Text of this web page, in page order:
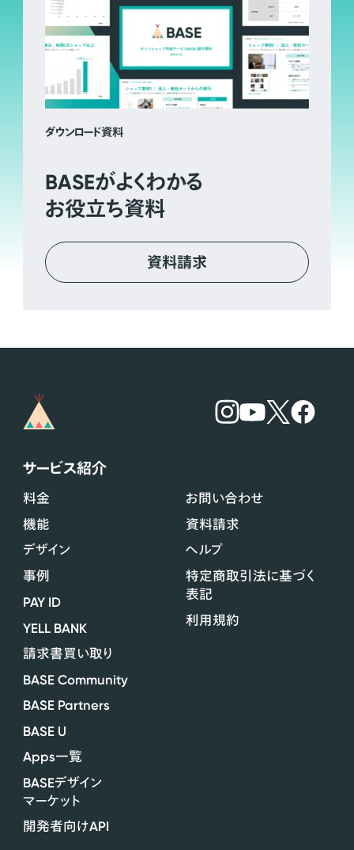
ダウンロード資料
BASEがよくわかる
お役立ち資料
資料請求
サービス紹介
料金
機能
デザイン
事例
PAY ID
YELL BANK
請求書買い取り
BASE Community
BASE Partners
BASE U
Apps一覧
BASEデザイン
マーケット
開発者向けAPI
お問い合わせ
資料請求
ヘルプ
特定商取引法に基づく
表記
利用規約